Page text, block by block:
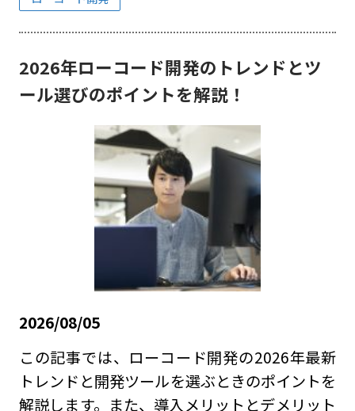
2026年ローコード開発のトレンドとツ
ール選びのポイントを解説！
2026/08/05
この記事では、ローコード開発の2026年最新
トレンドと開発ツールを選ぶときのポイントを
解説します。また、導入メリットとデメリット